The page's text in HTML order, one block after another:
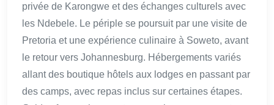
privée de Karongwe et des échanges culturels avec
les Ndebele. Le périple se poursuit par une visite de
Pretoria et une expérience culinaire à Soweto, avant
le retour vers Johannesburg. Hébergements variés
allant des boutique hôtels aux lodges en passant par
des camps, avec repas inclus sur certaines étapes.